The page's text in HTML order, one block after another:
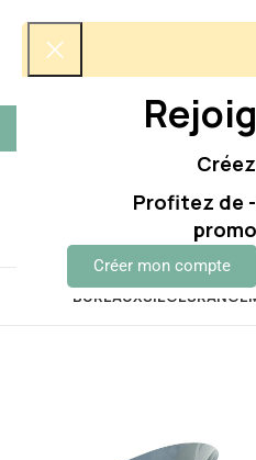
Profitez de
Créer mon compte
5/5 Avis clients
BUREAUXSIÈGES